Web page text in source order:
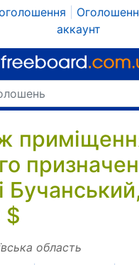
аккаунт
$
область